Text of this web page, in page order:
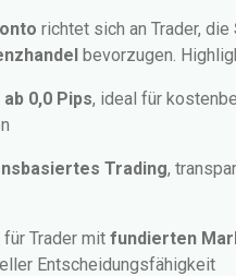
richtet sich an Trader, die
bevorzugen.
0,0 Pips, ideal für
Trading,
Trader mit fundierten
Entscheidungsfähigkeit